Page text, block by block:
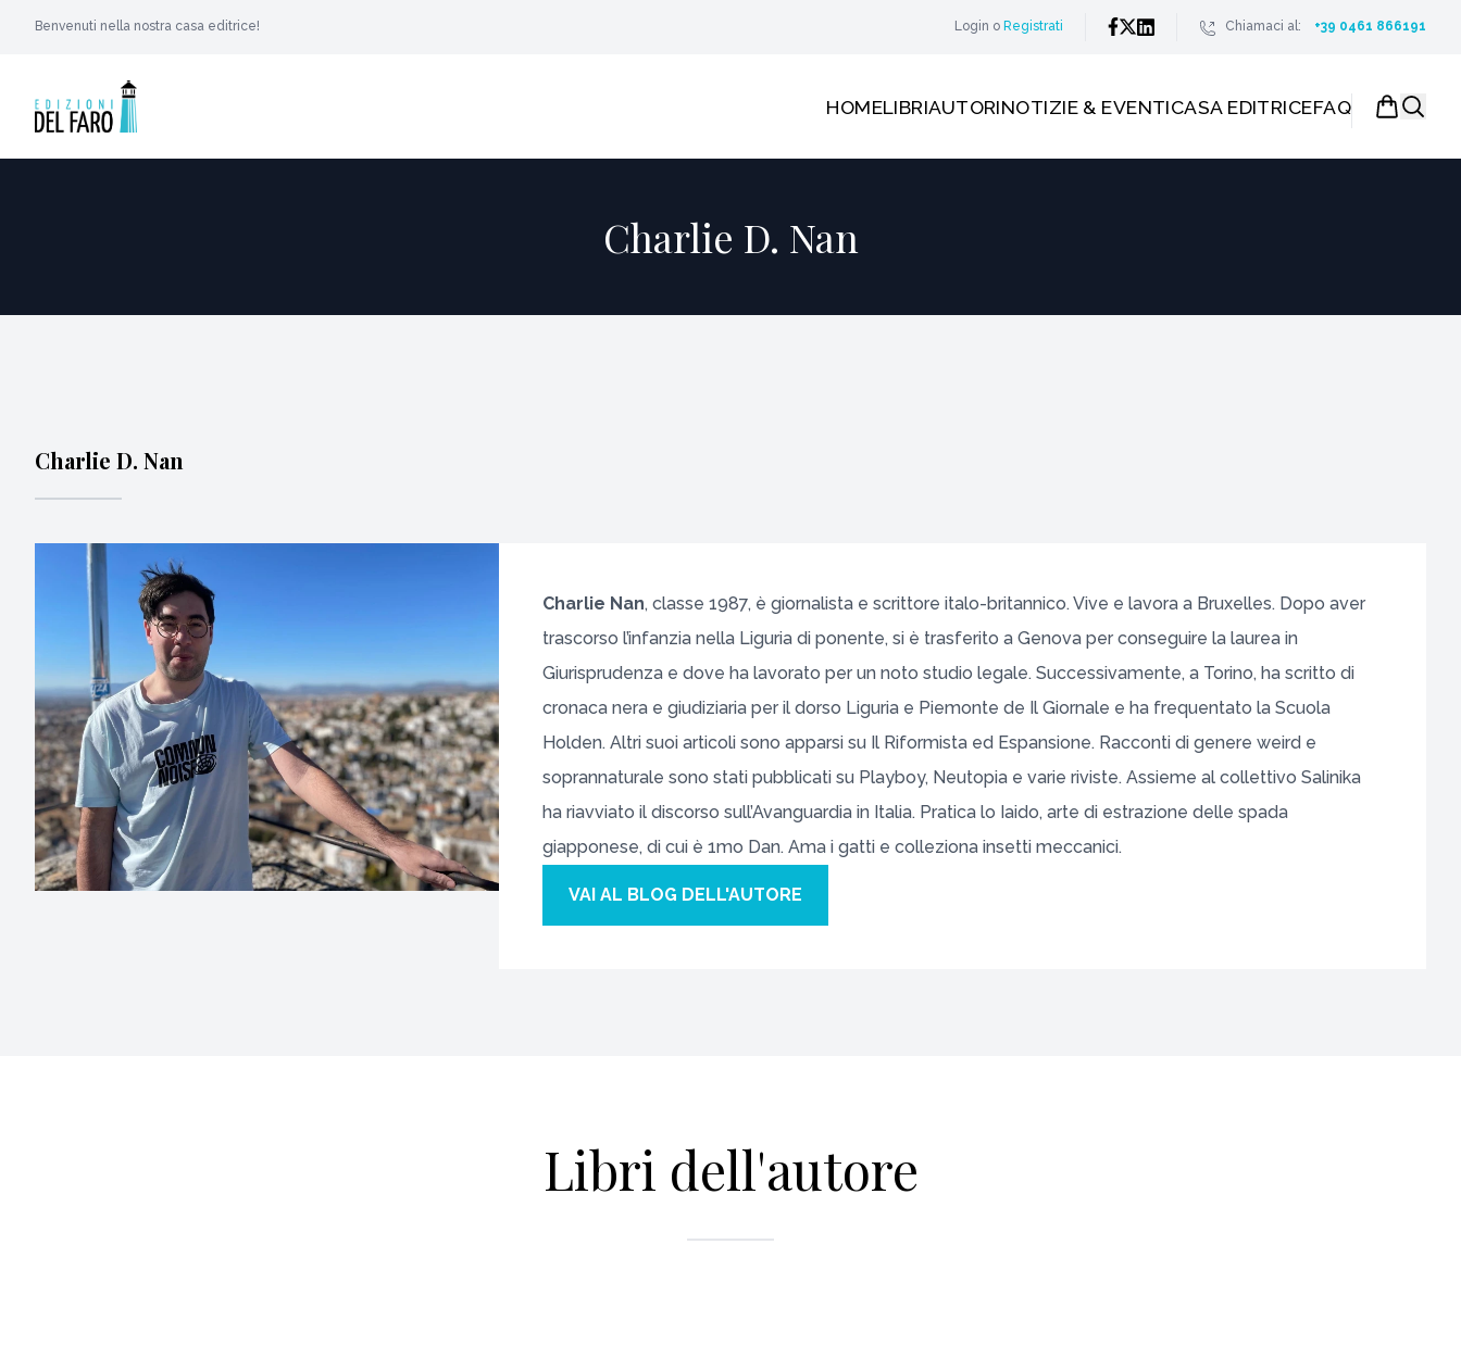
Benvenuti nella nostra casa editrice! Login o Registrati Chiamaci al: +39 0461 866191
HOMELIBRIAUTORINOTIZIE & EVENTICASA EDITRICEFAQ
Charlie D. Nan
Charlie D. Nan
Charlie Nan, classe 1987, è giornalista e scrittore italo-britannico. Vive e lavora a Bruxelles. Dopo aver
trascorso l’infanzia nella Liguria di ponente, si è trasferito a Genova per conseguire la laurea in
Giurisprudenza e dove ha lavorato per un noto studio legale. Successivamente, a Torino, ha scritto di
cronaca nera e giudiziaria per il dorso Liguria e Piemonte de Il Giornale e ha frequentato la Scuola
Holden. Altri suoi articoli sono apparsi su Il Riformista ed Espansione. Racconti di genere weird e
soprannaturale sono stati pubblicati su Playboy, Neutopia e varie riviste. Assieme al collettivo Salinika
ha riavviato il discorso sull’Avanguardia in Italia. Pratica lo Iaido, arte di estrazione delle spada
giapponese, di cui è 1mo Dan. Ama i gatti e colleziona insetti meccanici.
VAI AL BLOG DELL'AUTORE
Libri dell'autore